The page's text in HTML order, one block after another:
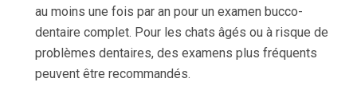
au moins une fois par an pour un examen bucco-
dentaire complet. Pour les chats âgés ou à risque de
problèmes dentaires, des examens plus fréquents
peuvent être recommandés.